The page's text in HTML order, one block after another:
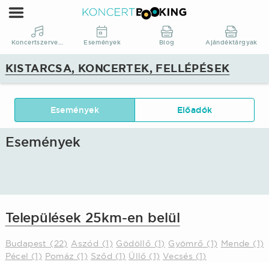
KoncertBooking
Koncertszervezés
|
Kistarcsa,
fellépések
Koncertszervezés Események Blog Ajándéktárgyak
KISTARCSA, KONCERTEK, FELLÉPÉSEK
Események Előadók
Események
Települések 25km-en belül
Budapest (22) Aszód (1) Gödöllő (1) Gyömrő (1) Mende (1)
Pécel (1) Pomáz (1) Sződ (1) Üllő (1) Vecsés (1)